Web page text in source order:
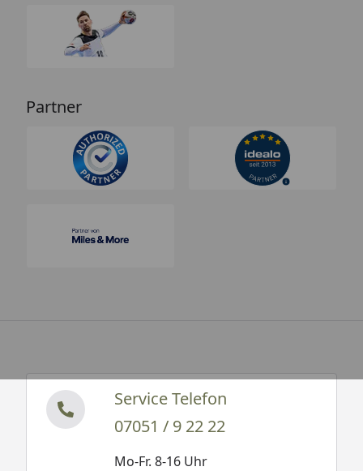
Partner
Service Telefon
07051 / 9 22 22
Mo-Fr. 8-16 Uhr